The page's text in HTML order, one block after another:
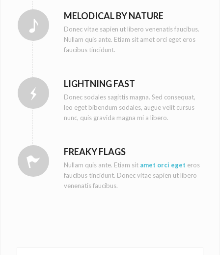
MELODICAL BY NATURE
Donec vitae sapien ut libero venenatis faucibus.
Nullam quis ante. Etiam sit amet orci eget eros
faucibus tincidunt.
LIGHTNING FAST
Donec sodales sagittis magna. Sed consequat,
leo eget bibendum sodales, augue velit cursus
nunc, quis gravida magna mi a libero.
FREAKY FLAGS
Nullam quis ante. Etiam sit amet orci eget eros
faucibus tincidunt. Donec vitae sapien ut libero
venenatis faucibus.